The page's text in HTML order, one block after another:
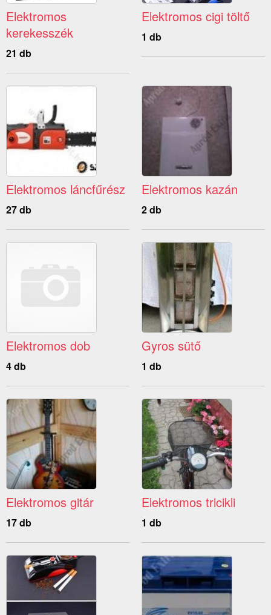
Elektromos
kerekesszék
21 db
Elektromos cigi töltő
1 db
Elektromos láncfűrész
27 db
Elektromos kazán
2 db
Elektromos dob
4 db
Gyros sütő
1 db
Elektromos gitár
17 db
Elektromos tricikli
1 db